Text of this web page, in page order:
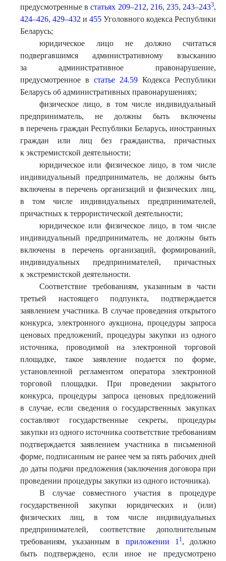
предусмотренные встатьях 209–212, 216, 235, 243–2433,
424–426, 429–432 и 455 Уголовного кодекса Республики
Беларусь;
юридическое лицо не должно считаться
подвергавшимся административному взысканию
за административное правонарушение,
предусмотренное в статье 24.59 Кодекса Республики
Беларусь об административных правонарушениях;
физическое лицо, в том числе индивидуальный
предприниматель, не должны быть включены
в перечень граждан Республики Беларусь, иностранных
граждан или лиц без гражданства, причастных
к экстремистской деятельности;
юридическое или физическое лицо, в том числе
индивидуальный предприниматель, не должны быть
включены в перечень организаций и физических лиц,
в том числе индивидуальных предпринимателей,
причастных к террористической деятельности;
юридическое или физическое лицо, в том числе
индивидуальный предприниматель, не должны быть
включены в перечень организаций, формирований,
индивидуальных предпринимателей, причастных
к экстремистской деятельности.
Соответствие требованиям, указанным в части
третьей настоящего подпункта, подтверждается
заявлением участника. В случае проведения открытого
конкурса, электронного аукциона, процедуры запроса
ценовых предложений, процедуры закупки из одного
источника, проводимой на электронной торговой
площадке, такое заявление подается по форме,
установленной регламентом оператора электронной
торговой площадки. При проведении закрытого
конкурса, процедуры запроса ценовых предложений
в случае, если сведения о государственных закупках
составляют государственные секреты, процедуры
закупки из одного источника соответствие требованиям
подтверждается заявлением участника в письменной
форме, подписанным не ранее чем за пять рабочих дней
до даты подачи предложения (заключения договора при
проведении процедуры закупки из одного источника).
В случае совместного участия в процедуре
государственной закупки юридических и (или)
физических лиц, в том числе индивидуальных
предпринимателей, соответствие дополнительным
требованиям, указанным в приложении 1 1, должно
быть подтверждено, если иное не предусмотрено